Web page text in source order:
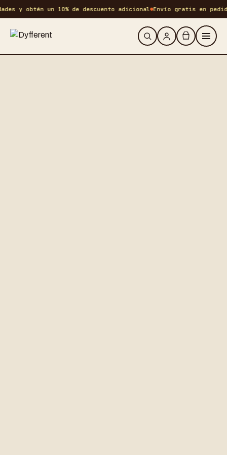
y obtén un 10% de descuento adicional Envío gratis en